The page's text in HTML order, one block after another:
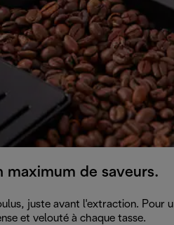
maximum de saveurs.
juste avant l'extraction. Pour
et velouté à chaque tasse.